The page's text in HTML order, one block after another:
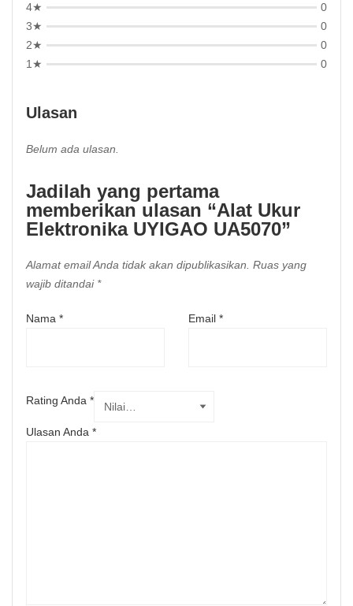
4★
0
3★
0
2★
0
1★
0
Ulasan
Belum ada ulasan.
Jadilah yang pertama
memberikan ulasan “Alat Ukur
Elektronika UYIGAO UA5070”
Alamat email Anda tidak akan dipublikasikan. Ruas yang
wajib ditandai *
Nama * Email *
Rating Anda *
Ulasan Anda *